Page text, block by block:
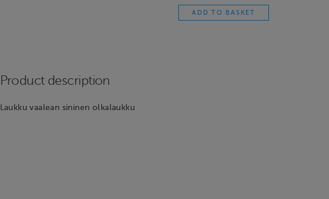
Product description
Laukku vaalean sininen olkalaukku